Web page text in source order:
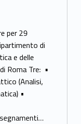
per 29
di
e delle
Roma Tre: •
(Analisi,
•